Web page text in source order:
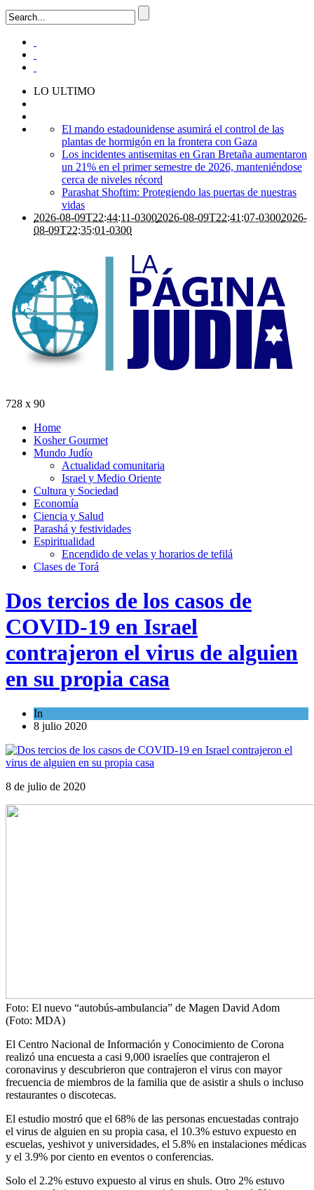
LO ULTIMO
El mando estadounidense asumirá el control de las
plantas de hormigón en la frontera con Gaza
Los incidentes antisemitas en Gran Bretaña aumentaron
un 21% en el primer semestre de 2026, manteniéndose
cerca de niveles récord
Parashat Shoftim: Protegiendo las puertas de nuestras
vidas
2026-08-09T22:44:11-03002026-08-09T22:41:07-03002026-
08-09T22:35:01-0300
728 x 90
Home
Kosher Gourmet
Mundo Judío
Actualidad comunitaria
Israel y Medio Oriente
Cultura y Sociedad
Economía
Ciencia y Salud
Parashá y festividades
Espiritualidad
Encendido de velas y horarios de tefilá
Clases de Torá
Dos tercios de los casos de
COVID-19 en Israel
contrajeron el virus de alguien
en su propia casa
In
8 julio 2020
8 de julio de 2020
Foto: El nuevo “autobús-ambulancia” de Magen David Adom
(Foto: MDA)
El Centro Nacional de Información y Conocimiento de Corona
realizó una encuesta a casi 9,000 israelíes que contrajeron el
coronavirus y descubrieron que contrajeron el virus con mayor
frecuencia de miembros de la familia que de asistir a shuls o incluso
restaurantes o discotecas.
El estudio mostró que el 68% de las personas encuestadas contrajo
el virus de alguien en su propia casa, el 10.3% estuvo expuesto en
escuelas, yeshivot y universidades, el 5.8% en instalaciones médicas
y el 3.9% por ciento en eventos o conferencias.
Solo el 2.2% estuvo expuesto al virus en shuls. Otro 2% estuvo